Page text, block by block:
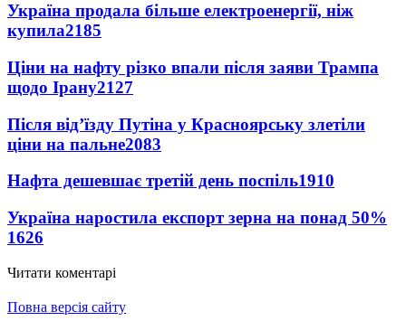
Україна продала більше електроенергії, ніж
купила2185
Ціни на нафту різко впали після заяви Трампа
щодо Ірану2127
Після від’їзду Путіна у Красноярську злетіли
ціни на пальне2083
Нафта дешевшає третій день поспіль1910
Україна наростила експорт зерна на понад 50%
1626
Читати коментарі
Повна версія сайту